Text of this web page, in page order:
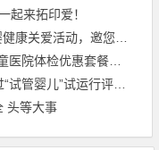
起来拓印爱！
活动，邀您共赴温柔之约
体检优惠套餐上线啦
审，正式开启辅助生殖新征程
头等大事